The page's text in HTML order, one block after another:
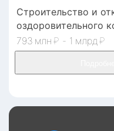
Строительство и
оздоровительного
793
₽ - 1 ₽